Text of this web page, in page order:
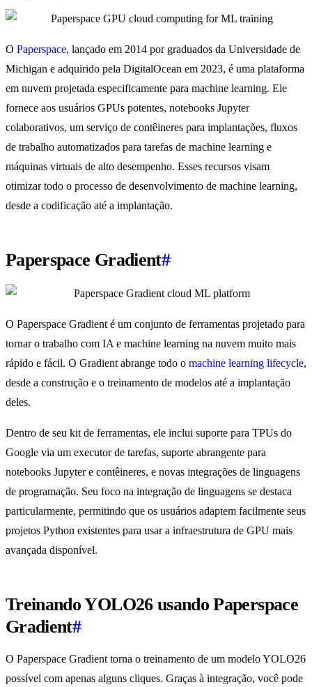
O Paperspace, lançado em 2014 por graduados da Universidade de
Michigan e adquirido pela DigitalOcean em 2023, é uma plataforma
em nuvem projetada especificamente para machine learning. Ele
fornece aos usuários GPUs potentes, notebooks Jupyter
colaborativos, um serviço de contêineres para implantações, fluxos
de trabalho automatizados para tarefas de machine learning e
máquinas virtuais de alto desempenho. Esses recursos visam
otimizar todo o processo de desenvolvimento de machine learning,
desde a codificação até a implantação.
Paperspace Gradient#
O Paperspace Gradient é um conjunto de ferramentas projetado para
tornar o trabalho com IA e machine learning na nuvem muito mais
rápido e fácil. O Gradient abrange todo o machine learning lifecycle,
desde a construção e o treinamento de modelos até a implantação
deles.
Dentro de seu kit de ferramentas, ele inclui suporte para TPUs do
Google via um executor de tarefas, suporte abrangente para
notebooks Jupyter e contêineres, e novas integrações de linguagens
de programação. Seu foco na integração de linguagens se destaca
particularmente, permitindo que os usuários adaptem facilmente seus
projetos Python existentes para usar a infraestrutura de GPU mais
avançada disponível.
Treinando YOLO26 usando Paperspace
Gradient#
O Paperspace Gradient torna o treinamento de um modelo YOLO26
possível com apenas alguns cliques. Graças à integração, você pode